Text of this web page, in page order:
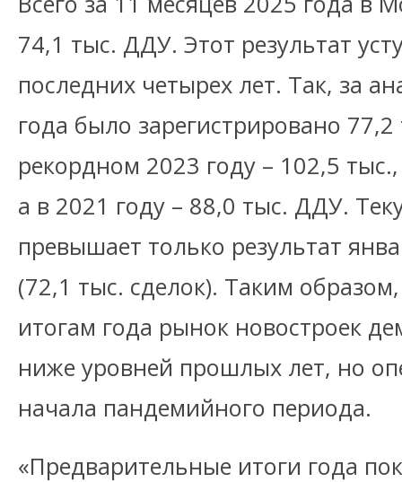
74,1 тыс. ДДУ. Этот результат
последних четырех лет. Так, за
года было зарегистрировано 77,2
рекордном 2023 году – 102,5
а в 2021 году – 88,0 тыс. ДДУ.
превышает только результат
(72,1 тыс. сделок). Таким
итогам года рынок новостроек
ниже уровней прошлых лет, но
начала пандемийного периода.
«Предварительные итоги года